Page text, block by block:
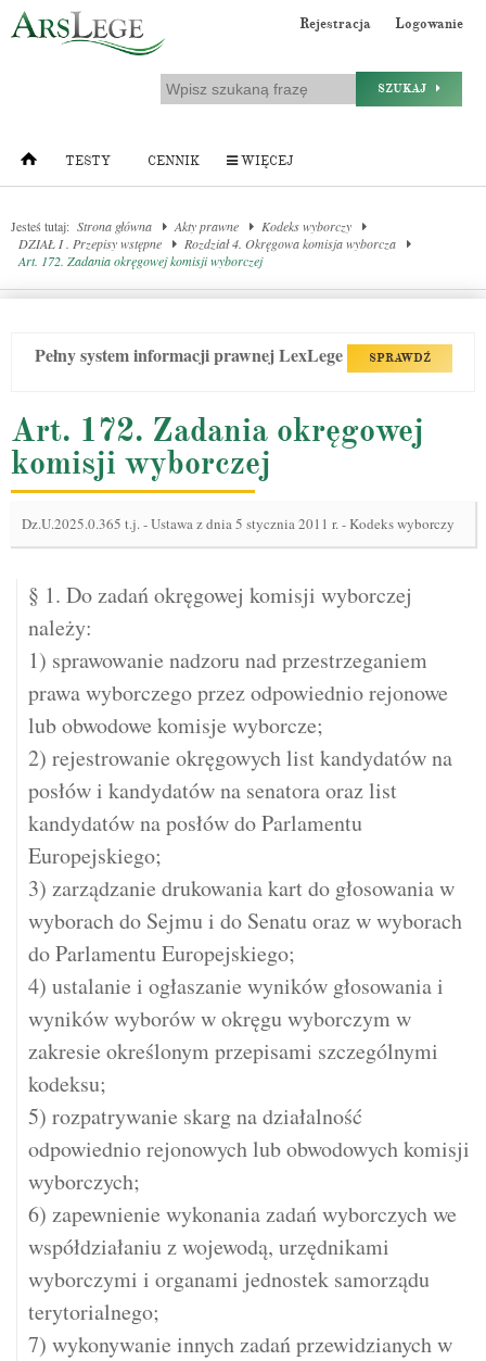
Rejestracja Logowanie
SZUKAJ
TESTY CENNIK WIĘCEJ
Jesteś tutaj: Strona główna Akty prawne
Kodeks wyborczy
DZIAŁ I . Przepisy wstępne
Rozdział 4. Okręgowa komisja wyborcza
Art. 172. Zadania okręgowej komisji wyborczej
Pełny system informacji prawnej LexLege SPRAWDŹ
Art. 172. Zadania okręgowej
komisji wyborczej
Dz.U.2025.0.365 t.j.-Ustawa z dnia 5 stycznia 2011 r. - Kodeks wyborczy
§ 1. Do zadań okręgowej komisji wyborczej
należy:
1) sprawowanie nadzoru nad przestrzeganiem
prawa wyborczego przez odpowiednio rejonowe
lub obwodowe komisje wyborcze;
2) rejestrowanie okręgowych list kandydatów na
posłów i kandydatów na senatora oraz list
kandydatów na posłów do Parlamentu
Europejskiego;
3) zarządzanie drukowania kart do głosowania w
wyborach do Sejmu i do Senatu oraz w wyborach
do Parlamentu Europejskiego;
4) ustalanie i ogłaszanie wyników głosowania i
wyników wyborów w okręgu wyborczym w
zakresie określonym przepisami szczególnymi
kodeksu;
5) rozpatrywanie skarg na działalność
odpowiednio rejonowych lub obwodowych komisji
wyborczych;
6) zapewnienie wykonania zadań wyborczych we
współdziałaniu z wojewodą, urzędnikami
wyborczymi i organami jednostek samorządu
terytorialnego;
7) wykonywanie innych zadań przewidzianych w